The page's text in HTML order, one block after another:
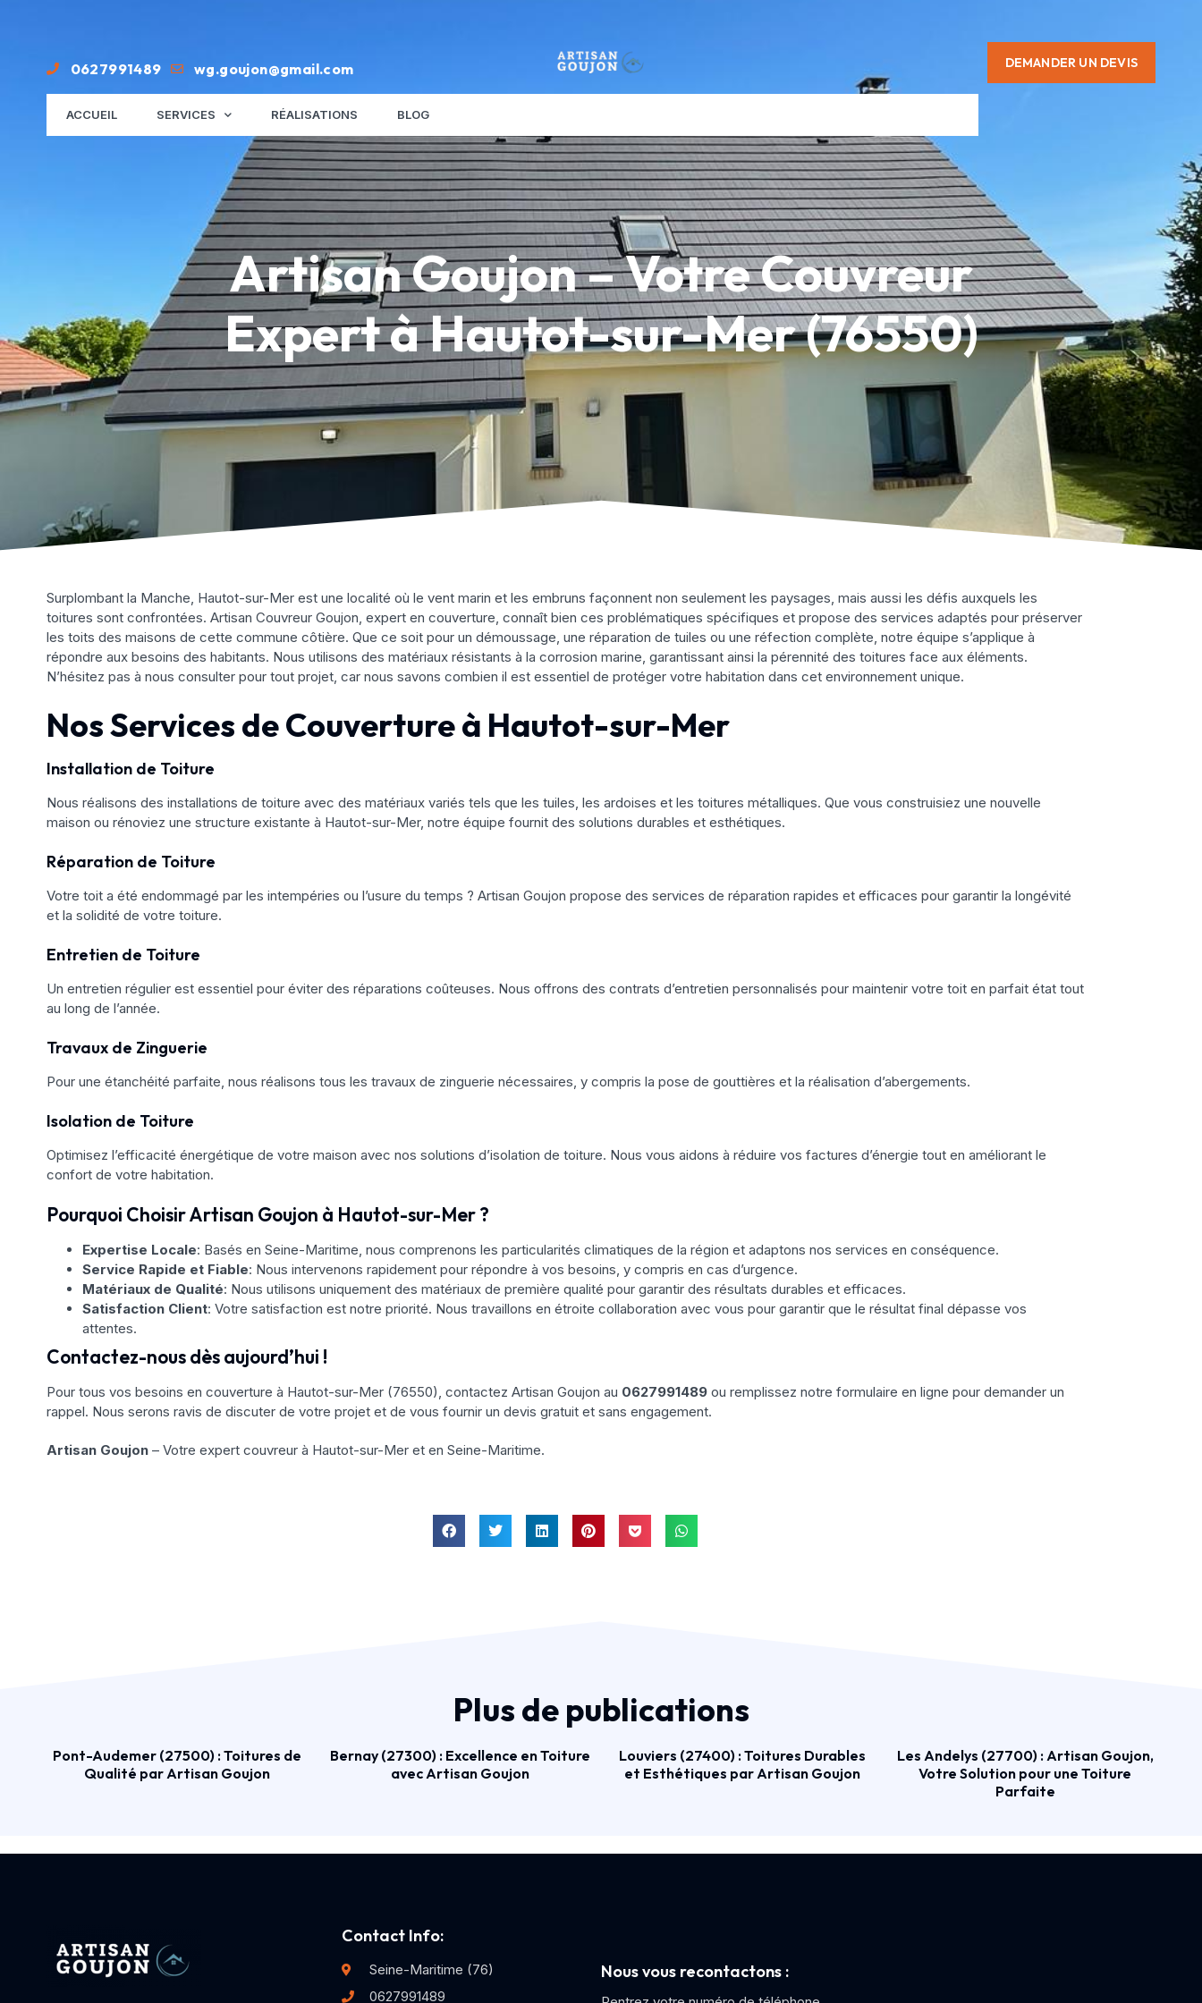
0627991489 wg.goujon@gmail.com DEMANDER UN DEVIS
ACCUEIL SERVICES RÉALISATIONS BLOG
Artisan Goujon – Votre Couvreur
Expert à Hautot-sur-Mer (76550)
Surplombant la Manche, Hautot-sur-Mer est une localité où le vent marin et les embruns façonnent non seulement les paysages, mais aussi les défis auxquels les
toitures sont confrontées. Artisan Couvreur Goujon, expert en couverture, connaît bien ces problématiques spécifiques et propose des services adaptés pour préserver
les toits des maisons de cette commune côtière. Que ce soit pour un démoussage, une réparation de tuiles ou une réfection complète, notre équipe s’applique à
répondre aux besoins des habitants. Nous utilisons des matériaux résistants à la corrosion marine, garantissant ainsi la pérennité des toitures face aux éléments.
N’hésitez pas à nous consulter pour tout projet, car nous savons combien il est essentiel de protéger votre habitation dans cet environnement unique.
Nos Services de Couverture à Hautot-sur-Mer
Installation de Toiture
Nous réalisons des installations de toiture avec des matériaux variés tels que les tuiles, les ardoises et les toitures métalliques. Que vous construisiez une nouvelle
maison ou rénoviez une structure existante à Hautot-sur-Mer, notre équipe fournit des solutions durables et esthétiques.
Réparation de Toiture
Votre toit a été endommagé par les intempéries ou l’usure du temps ? Artisan Goujon propose des services de réparation rapides et efficaces pour garantir la longévité
et la solidité de votre toiture.
Entretien de Toiture
Un entretien régulier est essentiel pour éviter des réparations coûteuses. Nous offrons des contrats d’entretien personnalisés pour maintenir votre toit en parfait état tout
au long de l’année.
Travaux de Zinguerie
Pour une étanchéité parfaite, nous réalisons tous les travaux de zinguerie nécessaires, y compris la pose de gouttières et la réalisation d’abergements.
Isolation de Toiture
Optimisez l’efficacité énergétique de votre maison avec nos solutions d’isolation de toiture. Nous vous aidons à réduire vos factures d’énergie tout en améliorant le
confort de votre habitation.
Pourquoi Choisir Artisan Goujon à Hautot-sur-Mer ?
Expertise Locale: Basés en Seine-Maritime, nous comprenons les particularités climatiques de la région et adaptons nos services en conséquence.
Service Rapide et Fiable: Nous intervenons rapidement pour répondre à vos besoins, y compris en cas d’urgence.
Matériaux de Qualité: Nous utilisons uniquement des matériaux de première qualité pour garantir des résultats durables et efficaces.
Satisfaction Client: Votre satisfaction est notre priorité. Nous travaillons en étroite collaboration avec vous pour garantir que le résultat final dépasse vos
attentes.
Contactez-nous dès aujourd’hui !
Pour tous vos besoins en couverture à Hautot-sur-Mer (76550), contactez Artisan Goujon au 0627991489 ou remplissez notre formulaire en ligne pour demander un
rappel. Nous serons ravis de discuter de votre projet et de vous fournir un devis gratuit et sans engagement.
Artisan Goujon – Votre expert couvreur à Hautot-sur-Mer et en Seine-Maritime.
Plus de publications
Pont-Audemer (27500) : Toitures de
Qualité par Artisan Goujon
Bernay (27300) : Excellence en Toiture
avec Artisan Goujon
Louviers (27400) : Toitures Durables
et Esthétiques par Artisan Goujon
Les Andelys (27700) : Artisan Goujon,
Votre Solution pour une Toiture
Parfaite
Contact Info:
Seine-Maritime (76)
0627991489
Nous vous recontactons :